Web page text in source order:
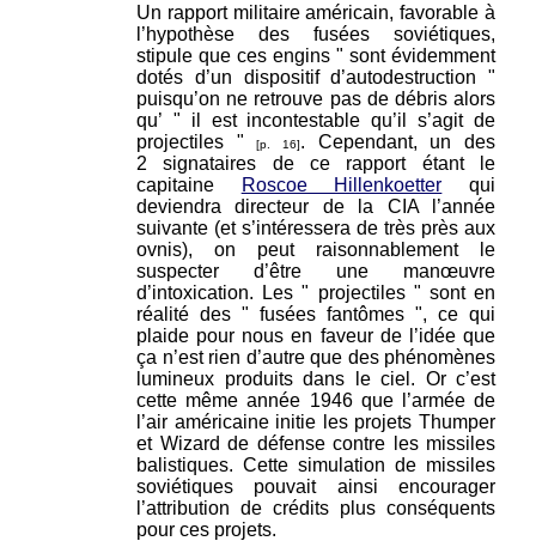
Un rapport militaire américain, favorable à
l’hypothèse des fusées soviétiques,
stipule que ces engins " sont évidemment
dotés d’un dispositif d’autodestruction "
puisqu’on ne retrouve pas de débris alors
qu’ " il est incontestable qu’il s’agit de
projectiles "[p. 16]. Cependant, un des
2 signataires de ce rapport étant le
capitaine
Roscoe Hillenkoetter qui
deviendra directeur de la CIA l’année
suivante (et s’intéressera de très près aux
ovnis), on peut raisonnablement le
suspecter d’être une manœuvre
d’intoxication. Les " projectiles " sont en
réalité des " fusées fantômes ", ce qui
plaide pour nous en faveur de l’idée que
ça n’est rien d’autre que des phénomènes
lumineux produits dans le ciel. Or c’est
cette même année 1946 que l’armée de
l’air américaine initie les projets Thumper
et Wizard de défense contre les missiles
balistiques. Cette simulation de missiles
soviétiques pouvait ainsi encourager
l’attribution de crédits plus conséquents
pour ces projets.